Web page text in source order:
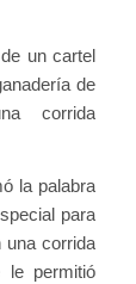
un cartel
de
corrida
la palabra
para
una corrida
le permitió